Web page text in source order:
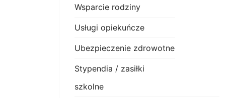
Wsparcie rodziny
Usługi opiekuńcze
Ubezpieczenie zdrowotne
Stypendia / zasiłki
szkolne